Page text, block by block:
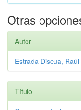
Otras
Autor
Estrada Discua, Raúl
Título